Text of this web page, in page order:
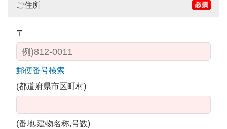
ご住所
〒
郵便番号検索
(都道府県市区町村)
(番地,建物名称,号数)